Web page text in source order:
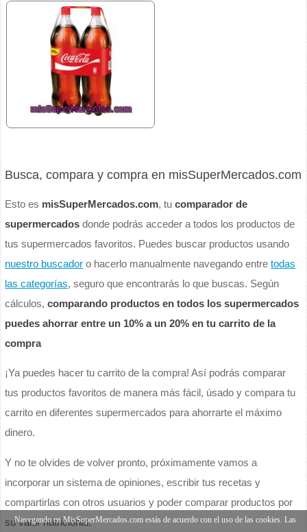
Busca, compara y compra en misSuperMercados.com
Esto es misSuperMercados.com, tucomparador de
supermercados donde podrás acceder a todos los productos de
tus supermercados favoritos. Puedes buscar productos usando
nuestro buscador o hacerlo manualmente navegando entretodas
las categorías, seguro que encontrarás lo que buscas. Según
cálculos,comparando productos en todos los supermercados
puedes ahorrar entre un 10% a un 20% en tu carrito de la
compra
¡Ya puedes hacer tu carrito de la compra! Así podrás comparar
tus productos favoritos de manera más fácil, úsado y compara tu
carrito en diferentes supermercados para ahorrarte el máximo
dinero.
Y no te olvides de volver pronto, próximamente vamos a
incorporar un sistema de opiniones, escribir tus recetas y
compartirlas con otros usuarios y poder comparar productos por
su valor nutricional.
Navegando en MisSuperMercados.com estás de acuerdo con el uso de las cookies. Las